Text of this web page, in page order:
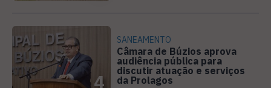
4
SANEAMENTO
Câmara de Búzios aprova
audiência pública para
discutir atuação e serviços
da Prolagos